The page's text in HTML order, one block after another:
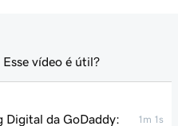
Digital da GoDaddy:
1m 1s
Esse vídeo é útil?